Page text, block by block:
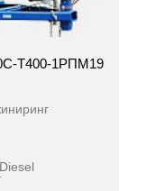
Т400-1РПМ19